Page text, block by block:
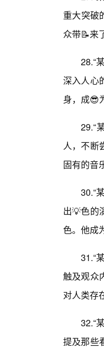
重大突破
众带📝来
28.“
深入人心
身，成😎
29.“
人，不断
固有的音
30.“
出💡色的
色。他成
31.“
触及观众
对人类存
32.“
提及那些